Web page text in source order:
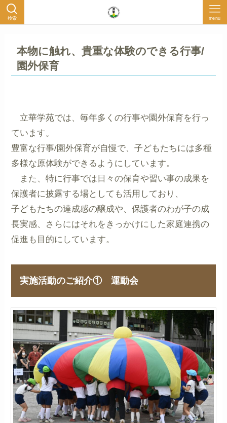
検索 menu
本物に触れ、貴重な体験のできる行事/
園外保育
立華学苑では、毎年多くの行事や園外保育を行っ
ています。
豊富な行事/園外保育が自慢で、子どもたちには多種
多様な原体験ができるようにしています。
また、特に行事では日々の保育や習い事の成果を
保護者に披露する場としても活用しており、
子どもたちの達成感の醸成や、保護者のわが子の成
長実感、さらにはそれをきっかけにした家庭連携の
促進も目的にしています。
実施活動のご紹介① 運動会